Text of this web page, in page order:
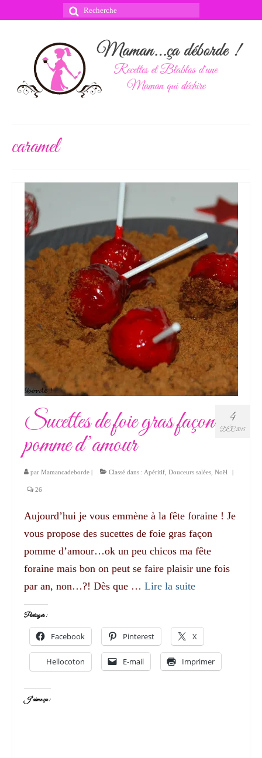
Rechercher
caramel
4
DÉC 2015
Sucettes de foie gras façon
pomme d’amour
par Mamancadeborde | Classé dans : Apéritif Douceurs salées Noël |
26
Aujourd’hui je vous emmène à la fête foraine ! Je
vous propose des sucettes de foie gras façon
pomme d’amour…ok un peu chicos ma fête
foraine mais bon on peut se faire plaisir une fois
par an, non…?! Dès que … Lire la suite­­
Partager :
Facebook Pinterest X
Hellocoton E-mail Imprimer
J’aime ça :